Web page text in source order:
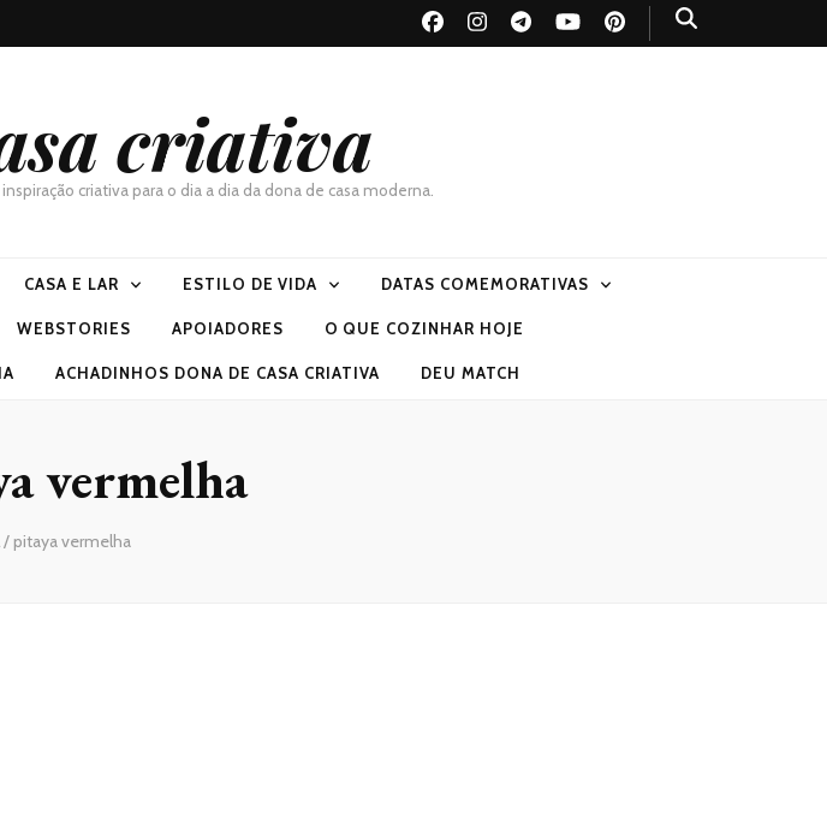
criativa
criativa para o dia a dia da dona de casa moderna.
CASA E LAR ESTILO DE VIDA DATAS COMEMORATIVAS
WEBSTORIES APOIADORES O QUE COZINHAR HOJE
ACHADINHOS DONA DE CASA CRIATIVA DEU MATCH
vermelha
/ pitaya vermelha